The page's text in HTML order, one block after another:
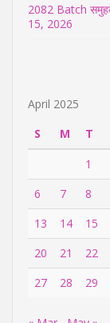
2082 Batch
15, 2026
April 2025
S
M T
1
6
7 8
13
14 15
20
21 22
27
28 29